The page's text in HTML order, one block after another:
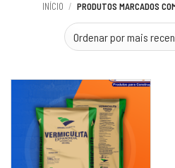
INÍCIO / PRODUTOS MARCADOS